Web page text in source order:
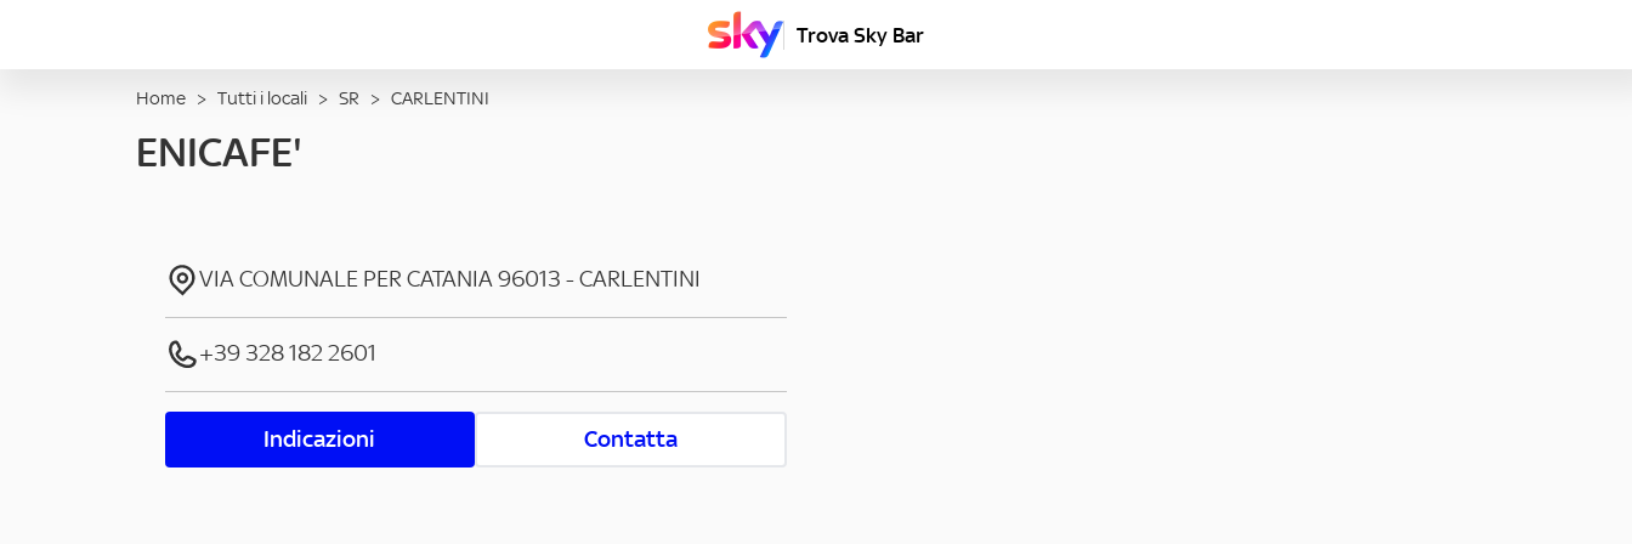
Trova Sky Bar
Home > Tutti i locali > SR > CARLENTINI
ENICAFE'
VIA COMUNALE PER CATANIA96013 -CARLENTINI
+39 328 182 2601
Indicazioni Contatta